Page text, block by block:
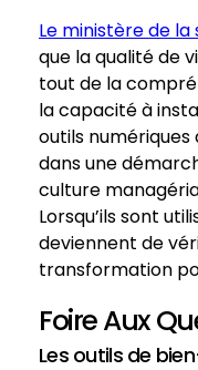
Le ministère de la
que la qualité de
tout de la
la capacité à
outils
dans une
culture
Lorsqu’ils sont
deviennent de
transformation
Foire Aux
Les outils de